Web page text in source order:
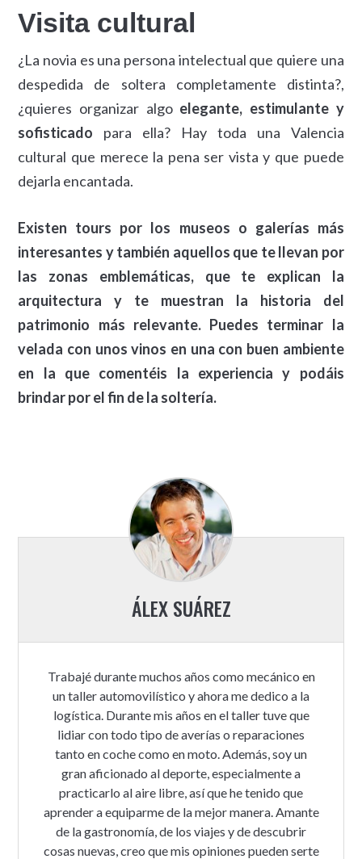
Visita cultural
¿La novia es una persona intelectual que quiere una
despedida de soltera completamente distinta?,
¿quieres organizar algo elegante, estimulante y
sofisticado para ella? Hay toda una Valencia
cultural que merece la pena ser vista y que puede
dejarla encantada.
Existen tours por los museos o galerías más
interesantes y también aquellos que te llevan por
las zonas emblemáticas, que te explican la
arquitectura y te muestran la historia del
patrimonio más relevante. Puedes terminar la
velada con unos vinos en una con buen ambiente
en la que comentéis la experiencia y podáis
brindar por el fin de la soltería.
ÁLEX SUÁREZ
Trabajé durante muchos años como mecánico en
un taller automovilístico y ahora me dedico a la
logística. Durante mis años en el taller tuve que
lidiar con todo tipo de averías o reparaciones
tanto en coche como en moto. Además, soy un
gran aficionado al deporte, especialmente a
practicarlo al aire libre, así que he tenido que
aprender a equiparme de la mejor manera. Amante
de la gastronomía, de los viajes y de descubrir
cosas nuevas, creo que mis opiniones pueden serte